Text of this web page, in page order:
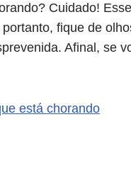
Cuidado!
fique de
Afinal, se
está chorando